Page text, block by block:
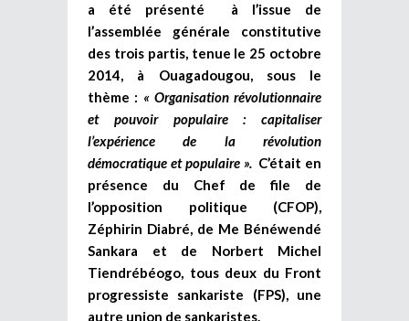
a été présenté à l’issue de
l’assemblée générale constitutive
des trois partis, tenue le 25 octobre
2014, à Ouagadougou, sous le
thème : « Organisation révolutionnaire
et pouvoir populaire : capitaliser
l’expérience de la révolution
démocratique et populaire ». C’était en
présence du Chef de file de
l’opposition politique (CFOP),
Zéphirin Diabré, de Me Bénéwendé
Sankara et de Norbert Michel
Tiendrébéogo, tous deux du Front
progressiste sankariste (FPS), une
autre union de sankaristes.